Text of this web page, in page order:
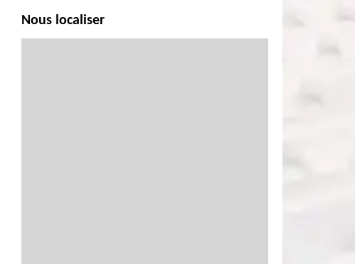
Nous localiser